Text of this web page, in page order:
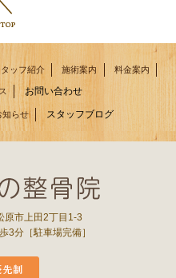
タッフ紹介 施術案内 料金案内
お問い合わせ
知らせ スタッフブログ
原市上田2丁目1-3
3分［駐車場完備］